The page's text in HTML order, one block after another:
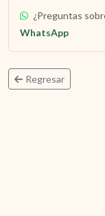
¿Preguntas
WhatsApp
Regresar